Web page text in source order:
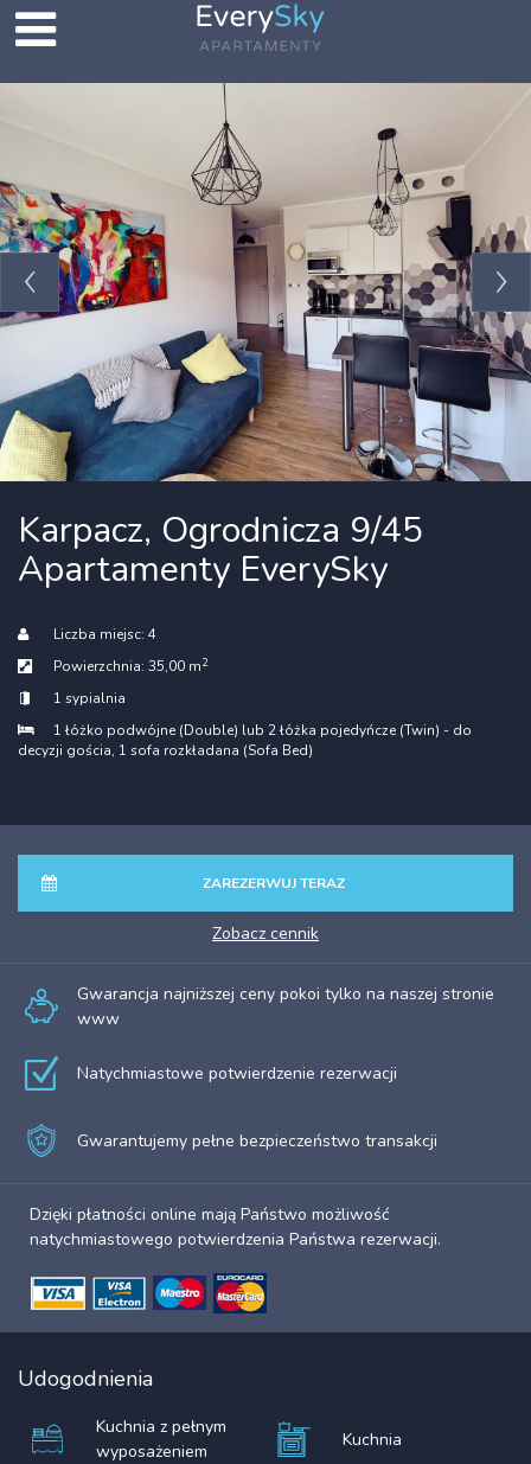
Karpacz, Ogrodnicza 9/45
Apartamenty EverySky
Liczba miejsc: 4
Powierzchnia: 35,00 m2
1 sypialnia
1 łóżko podwójne (Double) lub 2 łóżka pojedyńcze (Twin) - do
decyzji gościa, 1 sofa rozkładana (Sofa Bed)
ZAREZERWUJ TERAZ
zobacz cennik
Gwarancja najniższej ceny pokoi tylko na naszej stronie
www
Natychmiastowe potwierdzenie rezerwacji
Gwarantujemy pełne bezpieczeństwo transakcji
Dzięki płatności online mają Państwo możliwość
natychmiastowego potwierdzenia Państwa rezerwacji.
Udogodnienia
Kuchnia z pełnym
wyposażeniem
Kuchnia